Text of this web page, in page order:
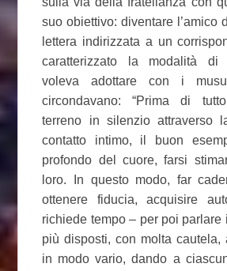
suo obiettivo: diventare l’amico
lettera indirizzata a un
caratterizzato la modalità di
voleva adottare con i
circondavano: “Prima di
terreno in silenzio attraverso
contatto intimo, il buon
profondo del cuore, farsi
loro. In questo modo, far
ottenere fiducia, acquisire
richiede tempo – per poi parlare
più disposti, con molta cautela,
in modo vario, dando a